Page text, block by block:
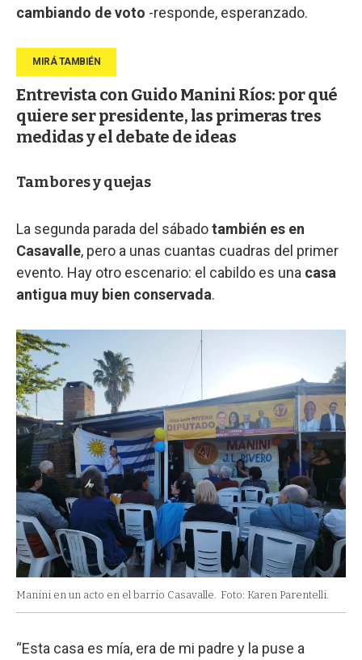
cambiando de voto -responde, esperanzado.
Entrevista con Guido Manini Ríos: por qué
quiere ser presidente, las primeras tres
medidas y el debate de ideas
Tambores y quejas
La segunda parada del sábadotambién es en
Casavalle, pero a unas cuantas cuadras del primer
evento. Hay otro escenario: el cabildo es una casa
antigua muy bien conservada.
Manini en un acto en el barrio Casavalle. Foto: Karen Parentelli.
“Esta casa es mía, era de mi padre y la puse a